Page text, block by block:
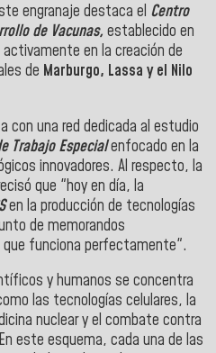
engranaje destaca el Centro
de Vacunas, establecido en
en la creación de
de Marburgo, Lassa y el Nilo
con una red dedicada al estudio
Trabajo Especialenfocado en la
innovadores. Al respecto, la
que "hoy en día, la
en la producción de tecnologías
de memorandos
funciona perfectamente".
y humanos se concentra
las tecnologías celulares, la
nuclear y el combate contra
este esquema, cada una de las